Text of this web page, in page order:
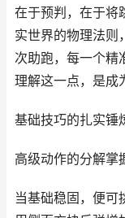
在于预判，在于将
实世界的物理法则
次助跑，每一个精
理解这一点，是成
基础技巧的扎实锤
高级动作的分解掌
当基础稳固，便可